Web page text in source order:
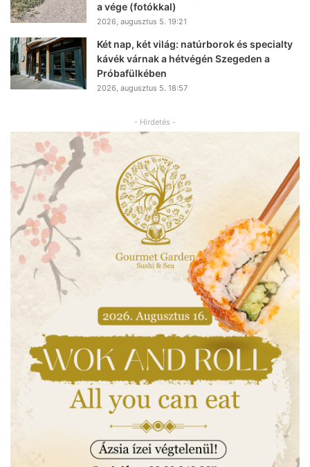
a vége (fotókkal)
2026, augusztus 5. 19:21
Két nap, két világ: natúrborok és specialty
kávék várnak a hétvégén Szegeden a
Próbafülkében
2026, augusztus 5. 18:57
- Hirdetés -